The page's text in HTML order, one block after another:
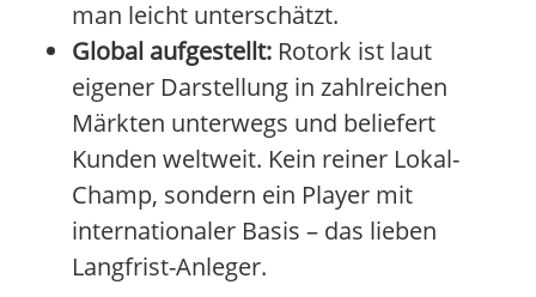
man leicht unterschätzt.
Global aufgestellt: Rotork ist laut
eigener Darstellung in zahlreichen
Märkten unterwegs und beliefert
Kunden weltweit. Kein reiner Lokal-
Champ, sondern ein Player mit
internationaler Basis – das lieben
Langfrist-Anleger.